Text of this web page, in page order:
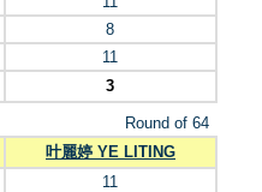
8
11
3
Round of 64
叶麗婷 YE LITING
11